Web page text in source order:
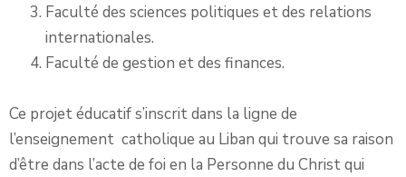
Faculté des sciences politiques et des relations
internationales.
Faculté de gestion et des finances.
Ce projet éducatif s’inscrit dans la ligne de
l’enseignement catholique au Liban qui trouve sa raison
d’être dans l’acte de foi en la Personne du Christ qui